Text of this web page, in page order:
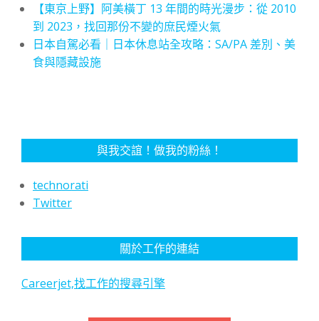
【東京上野】阿美橫丁 13 年間的時光漫步：從 2010
到 2023，找回那份不變的庶民煙火氣
日本自駕必看｜日本休息站全攻略：SA/PA 差別、美
食與隱藏設施
與我交誼！做我的粉絲！
technorati
Twitter
關於工作的連結
Careerjet,找工作的搜尋引擎